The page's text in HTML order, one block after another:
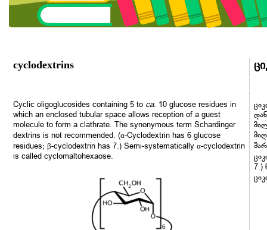
cyclodextrins
Cyclic oligoglucosides containing 5 to ca. 10 glucose residues in
which an enclosed tubular space allows reception of a guest
molecule to form a clathrate. The synonymous term Schardinger
dextrins is not recommended. (α-Cyclodextrin has 6 glucose
residues; β-cyclodextrin has 7.) Semi-systematically α-cyclodextrin
is called cyclomaltohexaose.
7.)